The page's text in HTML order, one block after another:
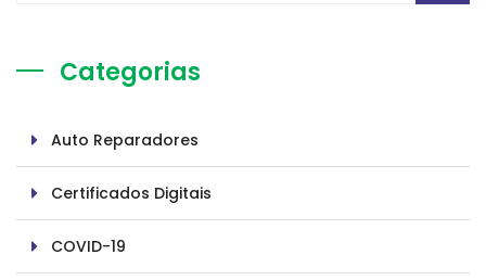
Categorias
Auto Reparadores
Certificados Digitais
COVID-19